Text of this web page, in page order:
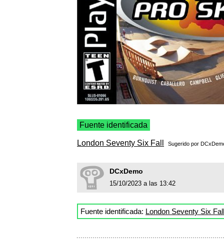
Fuente identificada
London Seventy Six Fall Sugerido por
DCxDemo
15/10/2023 a las 13:42
Fuente identificada: London Seventy Six Fall